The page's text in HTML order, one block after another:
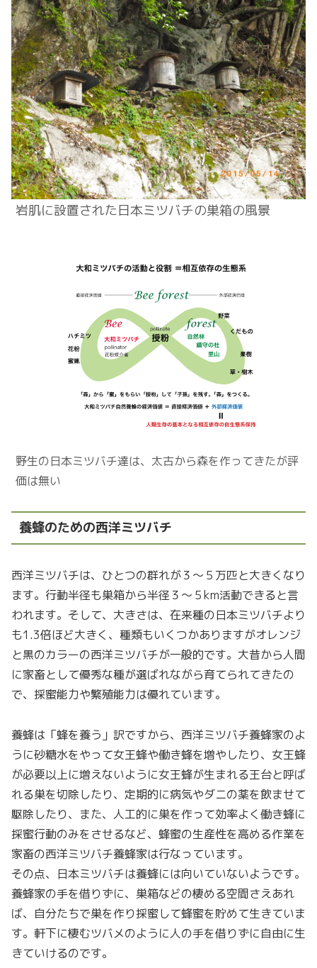
岩肌に設置された日本ミツバチの巣箱の風景
野生の日本ミツバチ達は、太古から森を作ってきたが評
価は無い
養蜂のための西洋ミツバチ
西洋ミツバチは、ひとつの群れが３〜５万匹と大きくなり
ます。行動半径も巣箱から半径３〜５km活動できると言
われます。そして、大きさは、在来種の日本ミツバチより
も1.3倍ほど大きく、種類もいくつかありますがオレンジ
と黒のカラーの西洋ミツバチが一般的です。大昔から人間
に家畜として優秀な種が選ばれながら育てられてきたの
で、採蜜能力や繁殖能力は優れています。
養蜂は「蜂を養う」訳ですから、西洋ミツバチ養蜂家のよ
うに砂糖水をやって女王蜂や働き蜂を増やしたり、女王蜂
が必要以上に増えないように女王蜂が生まれる王台と呼ば
れる巣を切除したり、定期的に病気やダニの薬を飲ませて
駆除したり、また、人工的に巣を作って効率よく働き蜂に
採蜜行動のみをさせるなど、蜂蜜の生産性を高める作業を
家畜の西洋ミツバチ養蜂家は行なっています。
その点、日本ミツバチは養蜂には向いていないようです。
養蜂家の手を借りずに、巣箱などの棲める空間さえあれ
ば、自分たちで巣を作り採蜜して蜂蜜を貯めて生きていま
す。軒下に棲むツバメのように人の手を借りずに自由に生
きていけるのです。